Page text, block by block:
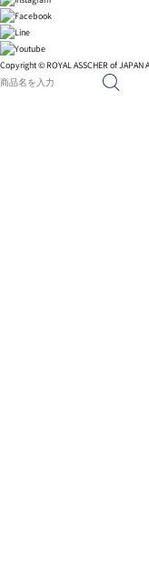
Copyright © ROYAL ASSCHER of JAPAN